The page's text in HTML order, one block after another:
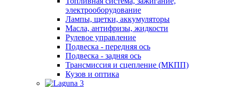
электрооборудование
Лампы, щетки, аккумуляторы
Масла, антифризы, жидкости
Рулевое управление
Подвеска - передняя ось
Подвеска - задняя ось
Трансмиссия и сцепление (МКПП)
Кузов и оптика